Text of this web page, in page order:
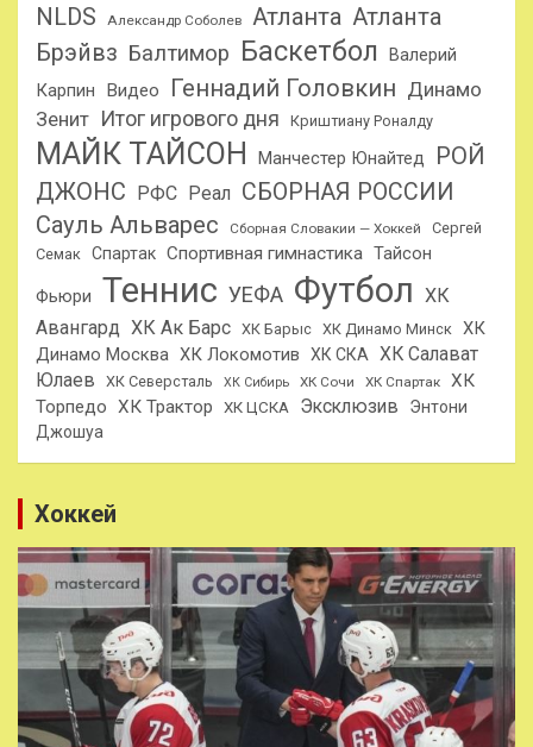
NLDS
Александр Соболев Атланта Атланта
Брэйвз Балтимор Баскетбол
Валерий
Карпин
Видео Геннадий Головкин Динамо
Зенит Итог игрового дня Криштиану Роналду
МАЙК ТАЙСОН Манчестер Юнайтед
РОЙ
ДЖОНС РФС Реал СБОРНАЯ РОССИИ
Сауль Альварес Сборная Словакии — Хоккей
Сергей
Семак
Спартак Спортивная гимнастика Тайсон
Фьюри Теннис УЕФА Футбол ХК
Авангард ХК Ак Барс ХК Барыс ХК Динамо Минск
ХК
Динамо Москва ХК Локомотив ХК СКА
ХК Салават
Юлаев
ХК Северсталь ХК Сибирь ХК Сочи ХК Спартак
ХК
Торпедо ХК Трактор ХК ЦСКА Эксклюзив
Энтони
Джошуа
Хоккей